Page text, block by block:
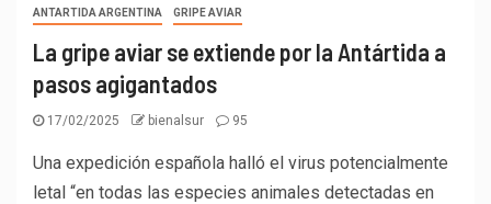
ANTARTIDA ARGENTINA GRIPE AVIAR
La gripe aviar se extiende por la Antártida a
pasos agigantados
17/02/2025 bienalsur 95
Una expedición española halló el virus potencialmente
letal “en todas las especies animales detectadas en